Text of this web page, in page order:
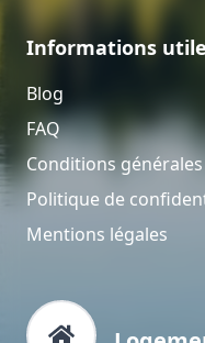
Informations
Blog
FAQ
Conditions
Politique de
Mentions légales